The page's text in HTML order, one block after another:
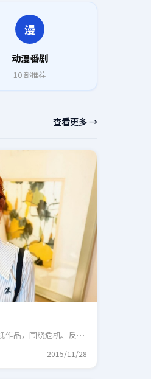
漫
动漫番剧
10部推荐
查看更多 →
作品，围绕危机、反转
2015/11/28